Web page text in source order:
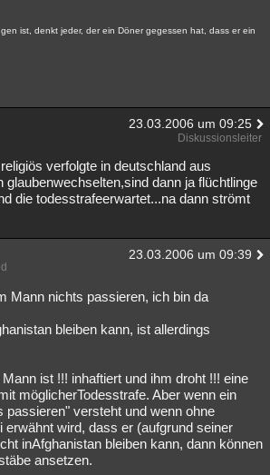
ist, denkt jeder, der ein Döner gegessen hat, dass er ein
23.03.2006 um 09:25
Diskussionsleiter
verfolgte in deutschland aus
glaubenwechselten,sind dann ja flüchtlinge
die todesstrafeerwartet...na dann strömt
23.03.2006 um 09:39
Mann nichts passieren, ich bin da
bleiben kann, ist allerdings
ist !!! inhaftiert und ihm droht !!! eine
möglicherTodesstrafe. Aber wenn ein
passieren" versteht und wenn ohne
erwähnt wird, dass er (aufgrund seiner
inAfghanistan bleiben kann, dann können
ansetzen.